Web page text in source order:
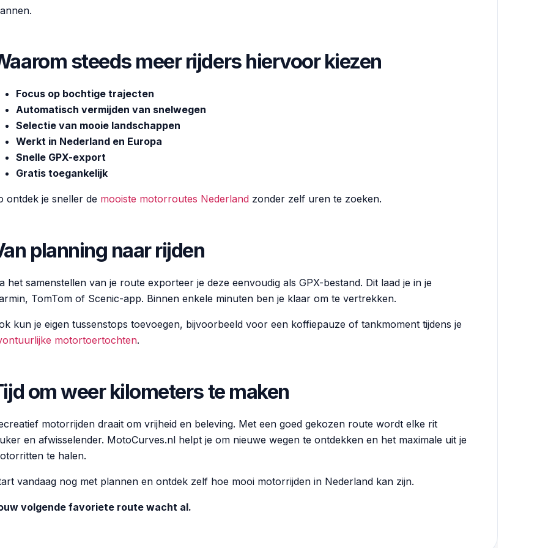
steeds meer rijders hiervoor kiezen
Focus op bochtige trajecten
Automatisch vermijden van snelwegen
Selectie van mooie landschappen
Werkt in Nederland en Europa
Snelle GPX-export
Gratis toegankelijk
ontdek je sneller de mooiste motorroutes Nederlandzonder zelf uren te zoeken.
planning naar rijden
het samenstellen van je route exporteer je deze eenvoudig als GPX-bestand. Dit laad je in je
TomTom of Scenic-app. Binnen enkele minuten ben je klaar om te vertrekken.
kun je eigen tussenstops toevoegen, bijvoorbeeld voor een koffiepauze of tankmoment tijdens je
motortoertochten.
om weer kilometers te maken
motorrijden draait om vrijheid en beleving. Met een goed gekozen route wordt elke rit
en afwisselender. MotoCurves.nl helpt je om nieuwe wegen te ontdekken en het maximale uit je
te halen.
vandaag nog met plannen en ontdek zelf hoe mooi motorrijden in Nederland kan zijn.
volgende favoriete route wacht al.